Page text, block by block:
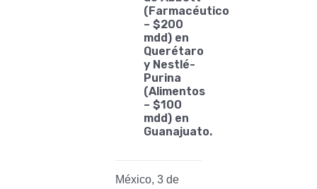
(Farmacéutico
– $200
mdd) en
Querétaro
y Nestlé-
Purina
(Alimentos
– $100
mdd) en
Guanajuato.
México, 3 de